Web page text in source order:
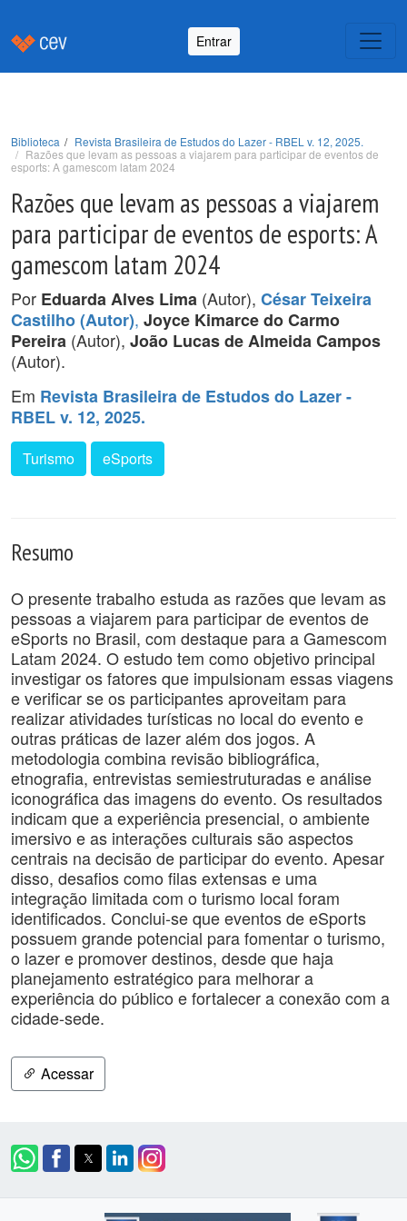
Entrar
Biblioteca
Revista Brasileira de Estudos do Lazer - RBEL v. 12, 2025.
Razões que levam as pessoas a viajarem para participar de eventos de
esports: A gamescom latam 2024
Razões que levam as pessoas a viajarem
para participar de eventos de esports: A
gamescom latam 2024
Por Eduarda Alves Lima (Autor), César Teixeira
Castilho (Autor), Joyce Kimarce do Carmo
Pereira (Autor), João Lucas de Almeida Campos
(Autor).
Em Revista Brasileira de Estudos do Lazer -
RBEL v. 12, 2025.
Turismo eSports
Resumo
O presente trabalho estuda as razões que levam as
pessoas a viajarem para participar de eventos de
eSports no Brasil, com destaque para a Gamescom
Latam 2024. O estudo tem como objetivo principal
investigar os fatores que impulsionam essas viagens
e verificar se os participantes aproveitam para
realizar atividades turísticas no local do evento e
outras práticas de lazer além dos jogos. A
metodologia combina revisão bibliográfica,
etnografia, entrevistas semiestruturadas e análise
iconográfica das imagens do evento. Os resultados
indicam que a experiência presencial, o ambiente
imersivo e as interações culturais são aspectos
centrais na decisão de participar do evento. Apesar
disso, desafios como filas extensas e uma
integração limitada com o turismo local foram
identificados. Conclui-se que eventos de eSports
possuem grande potencial para fomentar o turismo,
o lazer e promover destinos, desde que haja
planejamento estratégico para melhorar a
experiência do público e fortalecer a conexão com a
cidade-sede.
Acessar